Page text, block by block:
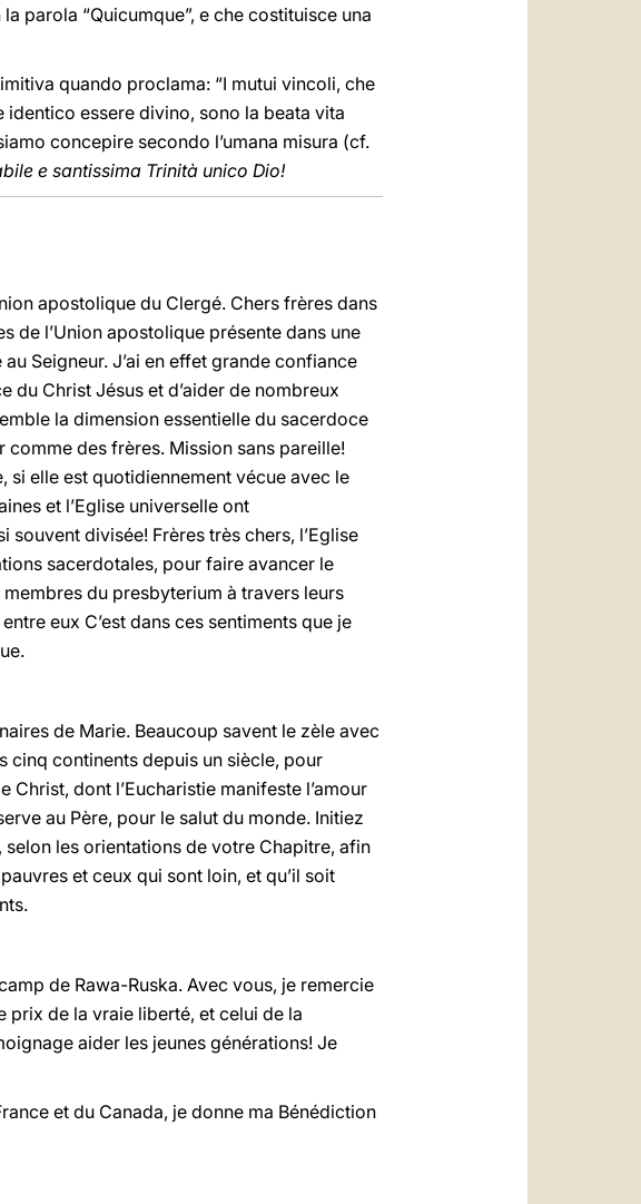
parola “Quicumque”, e che costituisce una
quando proclama: “I mutui vincoli, che
identico essere divino, sono la beata vita
concepire secondo l’umana misura (cf.
e santissima Trinità unico Dio!
apostolique du Clergé. Chers frères dans
de l’Union apostolique présente dans une
Seigneur. J’ai en effet grande confiance
du Christ Jésus et d’aider de nombreux
la dimension essentielle du sacerdoce
comme des frères. Mission sans pareille!
elle est quotidiennement vécue avec le
et l’Eglise universelle ont
divisée! Frères très chers, l’Eglise
sacerdotales, pour faire avancer le
du presbyterium à travers leurs
eux C’est dans ces sentiments que je
de Marie. Beaucoup savent le zèle avec
cinq continents depuis un siècle, pour
dont l’Eucharistie manifeste l’amour
au Père, pour le salut du monde. Initiez
les orientations de votre Chapitre, afin
et ceux qui sont loin, et qu’il soit
de Rawa-Ruska. Avec vous, je remercie
prix de la vraie liberté, et celui de la
aider les jeunes générations! Je
et du Canada, je donne ma Bénédiction